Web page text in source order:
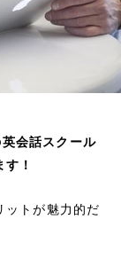
会話スクール
！
ットが魅力的だ